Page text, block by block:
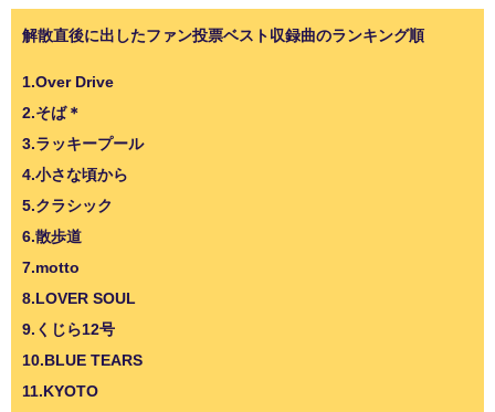
解散直後に出したファン投票ベスト収録曲のランキング順
1.Over Drive
2.そば＊
3.ラッキープール
4.小さな頃から
5.クラシック
6.散歩道
7.motto
8.LOVER SOUL
9.くじら12号
10.BLUE TEARS
11.KYOTO